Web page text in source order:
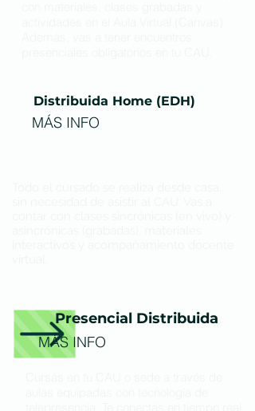
Distribuida Home (EDH)
MÁS INFO
Presencial Distribuida
MÁS INFO